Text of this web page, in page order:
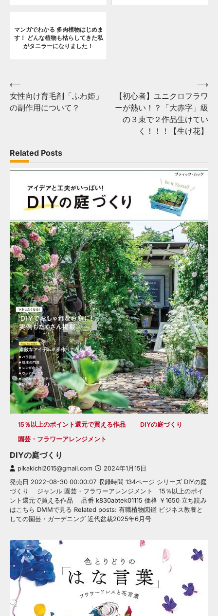
マンガでわかる 多肉植物はじめま
す！ どんな植物も枯らしてきた私
がタニラーになりました！
Post
navigation
⟵
女性向け育毛剤「ふわ姫」
の副作用について？
【初心者】ユニクロフラワ
ーが熱い！？「大赤字」級
の３束で２作品生けてい
く！！！【生け花】
⟶
Related Posts
15％以上のポイント還元で買える作品
DIYの庭づくり
園芸・フラワーアレンジメント
DIYの庭づくり
pikakichi2015@gmail.com 2024年1月15日
発売日 2022-08-30 00:00:07 収録時間 134ページ シリーズ DIYの庭
づくり ジャンル 園芸・フラワーアレンジメント 15％以上のポイ
ント還元で買える作品 品番 k830abtek01115 価格 ￥1650 立ち読み
はこちら DMMで見る Related posts: 有職植物図鑑 ビジネス教養と
しての園芸・ガーデニング 近代盆栽2025年6月号